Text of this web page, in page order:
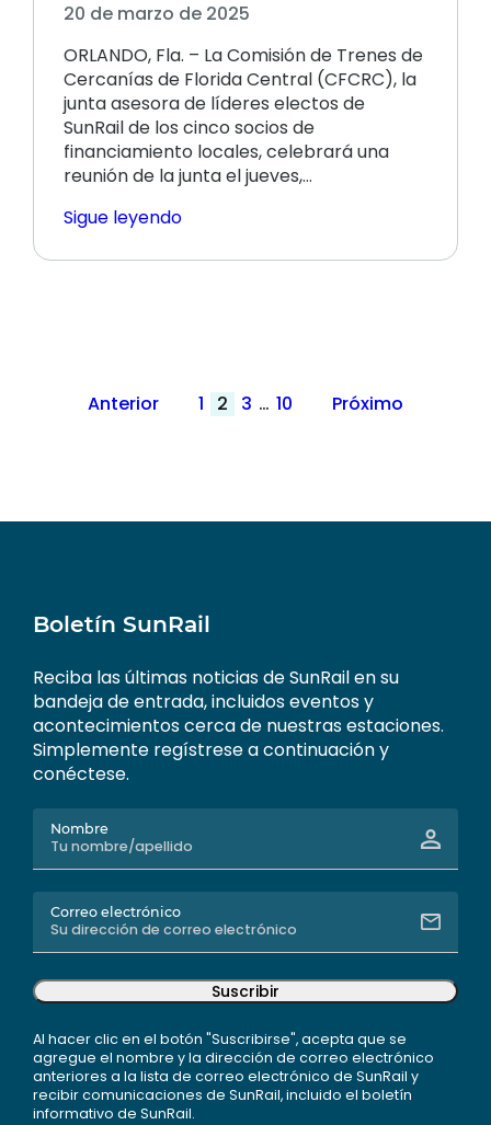
20 de marzo de 2025
ORLANDO, Fla. – La Comisión de Trenes de
Cercanías de Florida Central (CFCRC), la
junta asesora de líderes electos de
SunRail de los cinco socios de
financiamiento locales, celebrará una
reunión de la junta el jueves,…
Sigue leyendo
Paginación
Anterior 1 2 3 … 10 Próximo
Boletín SunRail
Reciba las últimas noticias de SunRail en su
bandeja de entrada, incluidos eventos y
acontecimientos cerca de nuestras estaciones.
Simplemente regístrese a continuación y
conéctese.
Nombre
Correo electrónico
Suscribir
Al hacer clic en el botón "Suscribirse", acepta que se
agregue el nombre y la dirección de correo electrónico
anteriores a la lista de correo electrónico de SunRail y
recibir comunicaciones de SunRail, incluido el boletín
informativo de SunRail.